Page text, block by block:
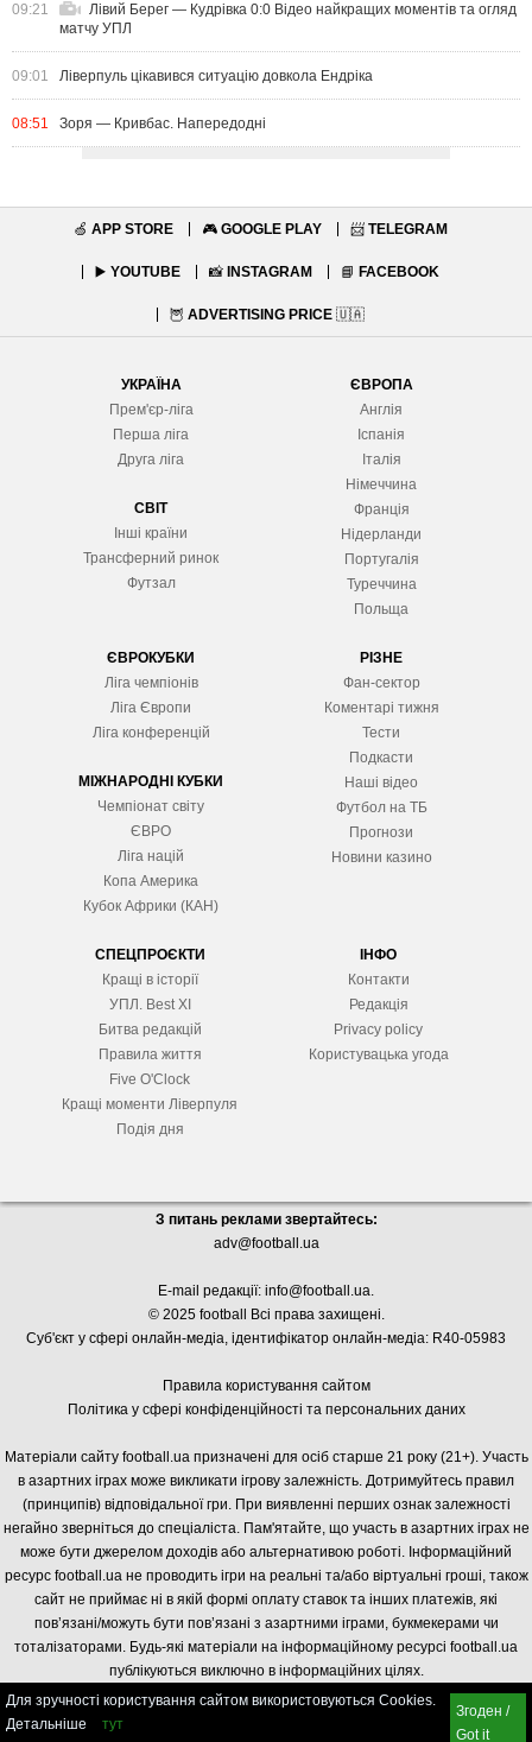
09:21
Лівий Берег — Кудрівка 0:0 Відео найкращих моментів та огляд
матчу УПЛ
09:01 Ліверпуль цікавився ситуацію довкола Ендріка
08:51 Зоря — Кривбас. Напередодні
🍏 APP STORE 🎮 GOOGLE PLAY 📨 TELEGRAM
▶️ YOUTUBE 📸 INSTAGRAM 📘 FACEBOOK
🦉 ADVERTISING PRICE 🇺🇦
УКРАЇНА
Прем'єр-ліга
Перша ліга
Друга ліга
СВІТ
Інші країни
Трансферний ринок
Футзал
ЄВРОПА
Англія
Іспанія
Італія
Німеччина
Франція
Нідерланди
Португалія
Туреччина
Польща
ЄВРОКУБКИ
Ліга чемпіонів
Ліга Європи
Ліга конференцій
МІЖНАРОДНІ КУБКИ
Чемпіонат світу
ЄВРО
Ліга націй
Копа Америка
Кубок Африки (КАН)
РІЗНЕ
Фан-сектор
Коментарі тижня
Тести
Подкасти
Наші відео
Футбол на ТБ
Прогнози
Новини казино
СПЕЦПРОЄКТИ
Кращі в історії
УПЛ. Best XІ
Битва редакцій
Правила життя
Five O'Clock
Кращі моменти Ліверпуля
Подія дня
ІНФО
Контакти
Редакція
Privacy policy
Користувацька угода
З питань реклами звертайтесь:
adv@football.ua
E-mail редакції: info@football.ua.
© 2025 football Всі права захищені.
Суб'єкт у сфері онлайн-медіа, ідентифікатор онлайн-медіа: R40-05983
Правила користування сайтом
Політика у сфері конфіденційності та персональних даних
Матеріали сайту football.ua призначені для осіб старше 21 року (21+). Участь
в азартних іграх може викликати ігрову залежність. Дотримуйтесь правил
(принципів) відповідальної гри. При виявленні перших ознак залежності
негайно зверніться до спеціаліста. Пам'ятайте, що участь в азартних іграх не
може бути джерелом доходів або альтернативою роботі. Інформаційний
ресурс football.ua не проводить ігри на реальні та/або віртуальні гроші, також
сайт не приймає ні в якій формі оплату ставок та інших платежів, які
пов’язані/можуть бути пов’язані з азартними іграми, букмекерами чи
тоталізаторами. Будь-які матеріали на інформаційному ресурсі football.ua
публікуються виключно в інформаційних цілях.
Для зручності користування сайтом використовуються Cookies.
Детальніше
тут
Згоден /
Got it